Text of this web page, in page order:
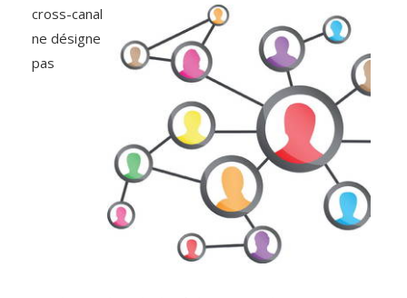
cross-canal
ne désigne
pas